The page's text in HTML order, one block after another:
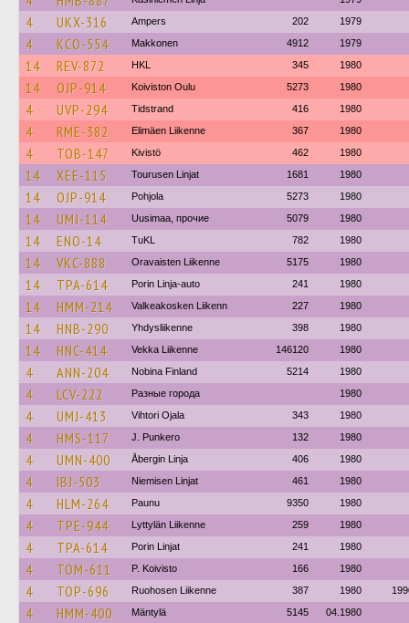
4 UKX-316 Ampers 202 1979
4 KCO-554 Makkonen 4912 1979
14 REV-872 HKL 345 1980
14 OJP-914 Koiviston Oulu 5273 1980
4 UVP-294 Tidstrand 416 1980
4 RME-382 Elimäen Liikenne 367 1980
4 TOB-147 Kivistö 462 1980
14 XEE-115 Tourusen Linjat 1681 1980
14 OJP-914 Pohjola 5273 1980
14 UMJ-114 Uusimaa, прочие 5079 1980
14 ENO-14 TuKL 782 1980
14 VKC-888 Oravaisten Liikenne 5175 1980
14 TPA-614 Porin Linja-auto 241 1980
14 HMM-214 Valkeakosken Liikenn 227 1980
14 HNB-290 Yhdysliikenne 398 1980
14 HNC-414 Vekka Liikenne 146120 1980
4 ANN-204 Nobina Finland 5214 1980
4 LCV-222 Разные города 1980
4 UMJ-413 Vihtori Ojala 343 1980
4 HMS-117 J. Punkero 132 1980
4 UMN-400 Åbergin Linja 406 1980
4 IBJ-503 Niemisen Linjat 461 1980
4 HLM-264 Paunu 9350 1980
4 TPE-944 Lyttylän Liikenne 259 1980
4 TPA-614 Porin Linjat 241 1980
4 TOM-611 P. Koivisto 166 1980
4 TOP-696 Ruohosen Liikenne 387 1980
4 HMM-400 Mäntylä 5145 04.1980